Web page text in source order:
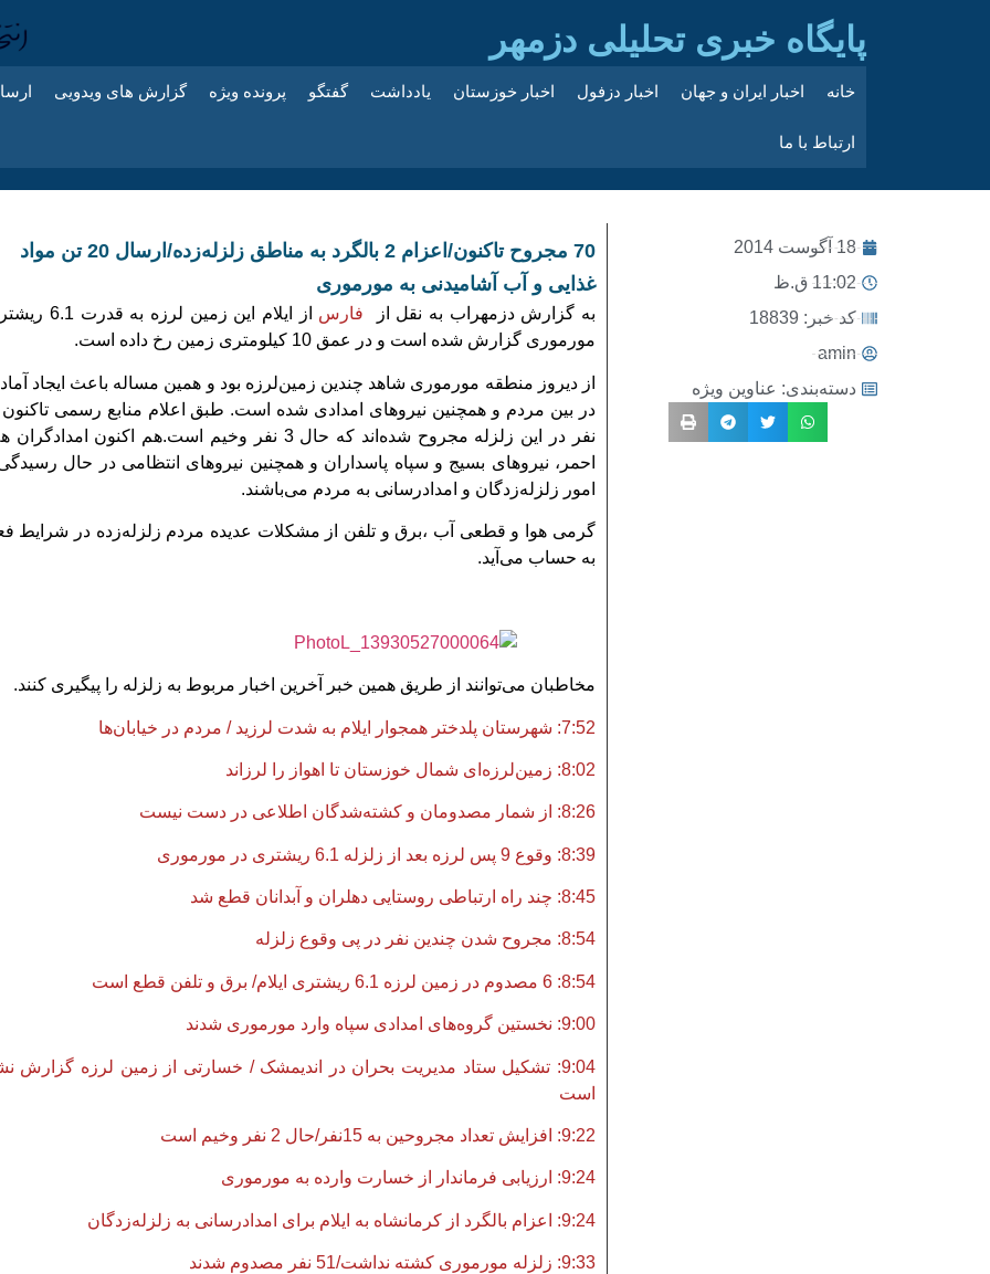
پایگاه خبری تحلیلی دزمهر
خانه اخبار ایران و جهان اخبار دزفول اخبار خوزستان یادداشت گفتگو پرونده ویژه گزارش های ویدویی
ارتباط با ما
18 آگوست 2014
11:02 ق.ظ
کد خبر: 18839
amin
دسته‌بندی: عناوین ویژه
70 مجروح تاکنون/اعزام 2 بالگرد به مناطق زلزله‌زده/ارسال 20 تن مواد
غذایی و آب آشامیدنی به مورموری
به گزارش دزمهراب به نقل از فارس
از ایلام این زمین لرزه به
مورموری گزارش شده است و در عمق 10 کیلومتری زمین رخ داده است.
از دیروز منطقه مورموری شاهد چندین زمین‌لرزه بود و همین مساله باعث ایجاد
نفر در این زلزله مجروح شده‌اند که حال 3 نفر وخیم است.هم اکنون
احمر، نیروهای بسیج و سپاه پاسداران و همچنین نیروهای انتظامی در حال
امور زلزله‌زدگان و امدادرسانی به مردم می‌باشند.
گرمی هوا و قطعی آب ،برق و تلفن از مشکلات عدیده مردم زلزله‌زده در شرایط
به حساب می‌آید.
مخاطبان می‌توانند از طریق همین خبر آخرین اخبار مربوط به زلزله را پیگیری کنند.
7:52: شهرستان پلدختر همجوار ایلام به شدت لرزید / مردم در خیابان‌ها
8:02: زمین‌لرزه‌ای شمال خوزستان تا اهواز را لرزاند
8:26: از شمار مصدومان و کشته‌شدگان اطلاعی در دست نیست
8:39: وقوع 9 پس لرزه بعد از زلزله 6.1 ریشتری در مورموری
8:45: چند راه ارتباطی روستایی دهلران و آبدانان قطع شد
8:54: مجروح شدن چندین نفر در پی وقوع زلزله
8:54: 6 مصدوم در زمین لرزه 6.1 ریشتری ایلام/ برق و تلفن قطع است
9:00: نخستین گروه‌های امدادی سپاه وارد مورموری شدند
9:04: تشکیل ستاد مدیریت بحران در اندیمشک / خسارتی از زمین لرزه گزارش
است
9:22: افزایش تعداد مجروحین به 15نفر/حال 2 نفر وخیم است
9:24: ارزیابی فرماندار از خسارت وارده به مورموری
9:24: اعزام بالگرد از کرمانشاه به ایلام برای امدادرسانی به زلزله‌زدگان
9:33: زلزله مورموری کشته نداشت/51 نفر مصدوم شدند